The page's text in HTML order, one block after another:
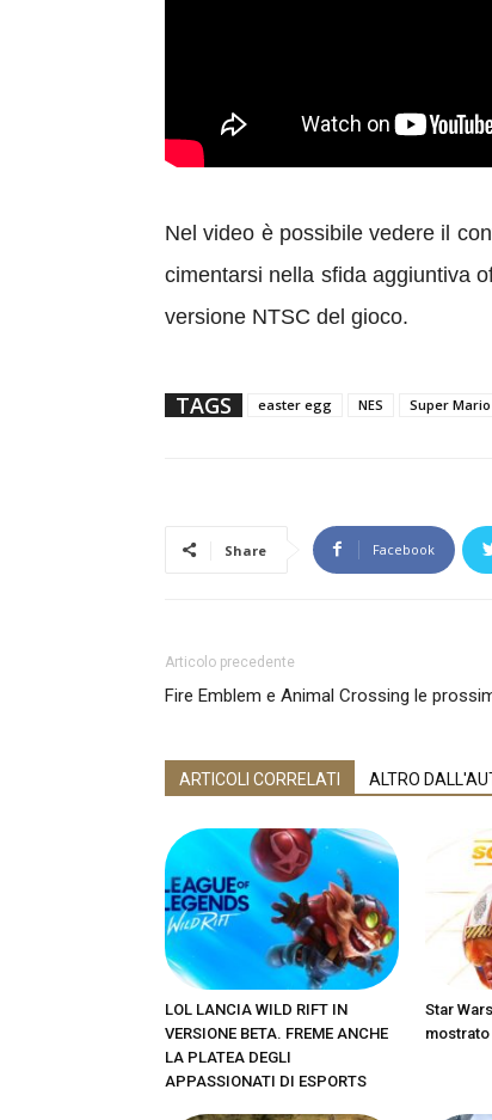
Nel video è possibile vedere il
cimentarsi nella sfida aggiuntiva
versione NTSC del gioco.
TAGS easter egg NES Super
Share Facebook
Articolo precedente
Fire Emblem e Animal Crossing le
ARTICOLI CORRELATI ALTRO
LOL LANCIA WILD RIFT IN
VERSIONE BETA. FREME ANCHE
LA PLATEA DEGLI
APPASSIONATI DI ESPORTS
Star